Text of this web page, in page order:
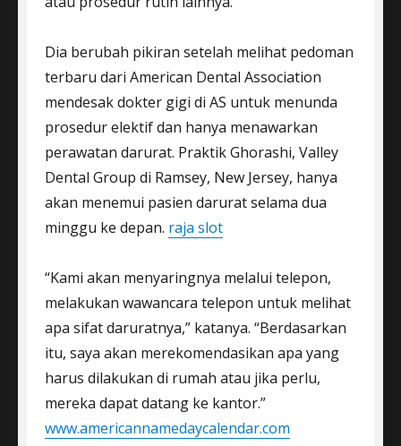
Dia berubah pikiran setelah melihat pedoman
terbaru dari American Dental Association
mendesak dokter gigi di AS untuk menunda
prosedur elektif dan hanya menawarkan
perawatan darurat. Praktik Ghorashi, Valley
Dental Group di Ramsey, New Jersey, hanya
akan menemui pasien darurat selama dua
minggu ke depan. raja slot
“Kami akan menyaringnya melalui telepon,
melakukan wawancara telepon untuk melihat
apa sifat daruratnya,” katanya. “Berdasarkan
itu, saya akan merekomendasikan apa yang
harus dilakukan di rumah atau jika perlu,
mereka dapat datang ke kantor.”
www.americannamedaycalendar.com